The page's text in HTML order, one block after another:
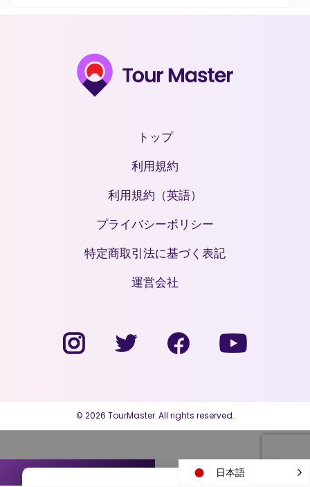
トップ
利用規約
利用規約（英語）
プライバシーポリシー
特定商取引法に基づく表記
運営会社
© 2026 TourMaster. All rights reserved.
送迎手配プランを見る 日本語